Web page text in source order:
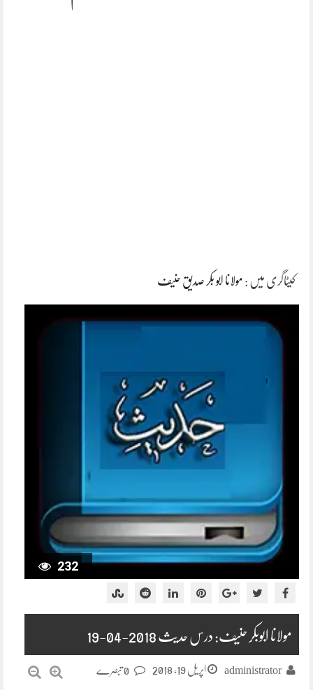
کیٹاگری میں : مولانا ابو بکر صدیق حنیف
232
مولانا ابوبکر حنیف: درس حدیث 2018-04-19
administrator اپریل 19, 2018